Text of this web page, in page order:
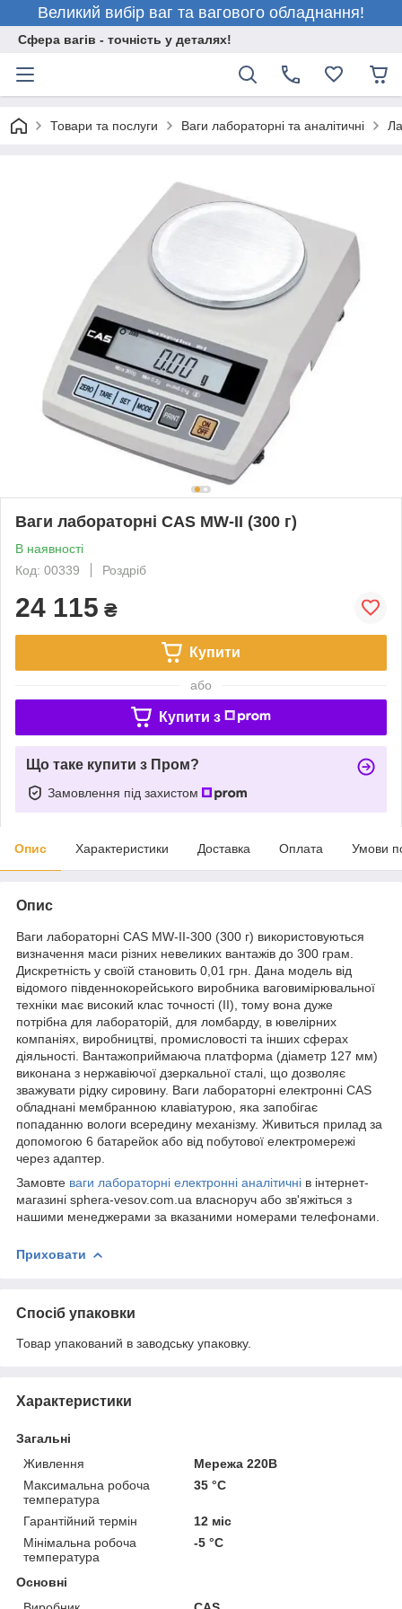
Великий вибір ваг та вагового обладнання!
Сфера вагів - точність у деталях!
Товари та послуги Ваги лабораторні та аналітичні
Ваги лабораторні CAS MW-II (300 г)
В наявності
Код: 00339
Роздріб
24 115 ₴
Купити
або
Купити з
Що таке купити з Пром?
Замовлення під захистом
Опис Характеристики Доставка Оплата Умови
Опис
Ваги лабораторні CAS MW-II-300 (300 г) використовуються
визначення маси різних невеликих вантажів до 300 грам.
Дискретність у своїй становить 0,01 грн. Дана модель від
відомого південнокорейського виробника ваговимірювальної
техніки має високий клас точності (II), тому вона дуже
потрібна для лабораторій, для ломбарду, в ювелірних
компаніях, виробництві, промисловості та інших сферах
діяльності. Вантажоприймаюча платформа (діаметр 127 мм)
виконана з нержавіючої дзеркальної сталі, що дозволяє
зважувати рідку сировину. Ваги лабораторні електронні CAS
обладнані мембранною клавіатурою, яка запобігає
попаданню вологи всередину механізму. Живиться прилад за
допомогою 6 батарейок або від побутової електромережі
через адаптер.
Замовте ваги лабораторні електронні аналітичні в інтернет-
магазині sphera-vesov.com.ua власноруч або зв'яжіться з
нашими менеджерами за вказаними номерами телефонами.
Приховати
Спосіб упаковки
Товар упакований в заводську упаковку.
Характеристики
Загальні
Живлення
Мережа 220В
Максимальна робоча
температура
35 °С
Гарантійний термін
12 міс
Мінімальна робоча
температура
-5 °С
Основні